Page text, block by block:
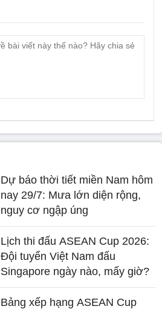
Dự báo thời tiết miền Nam hôm
nay 29/7: Mưa lớn diện rộng,
nguy cơ ngập úng
Lịch thi đấu ASEAN Cup 2026:
Đội tuyển Việt Nam đấu
Singapore ngày nào, mấy giờ?
Bảng xếp hạng ASEAN Cup